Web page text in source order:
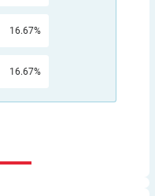
Beim Umstieg auf
TIR verbessert. Aber
auch nur begrenzt.
setzen, aber Zucker
16.67%
16.67%